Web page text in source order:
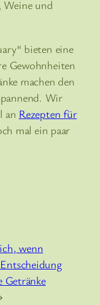
Weine und
bieten eine
Gewohnheiten
machen den
Wir
an Rezepten für
mal ein paar
wenn
Getränke